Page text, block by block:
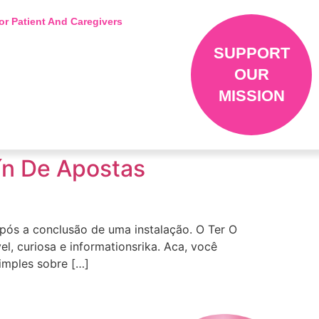
Patient And Caregivers
SUPPORT
OUR
MISSION
De Apostas
a conclusão de uma instalação. O Ter O
curiosa e informationsrika. Aca, você
sobre […]